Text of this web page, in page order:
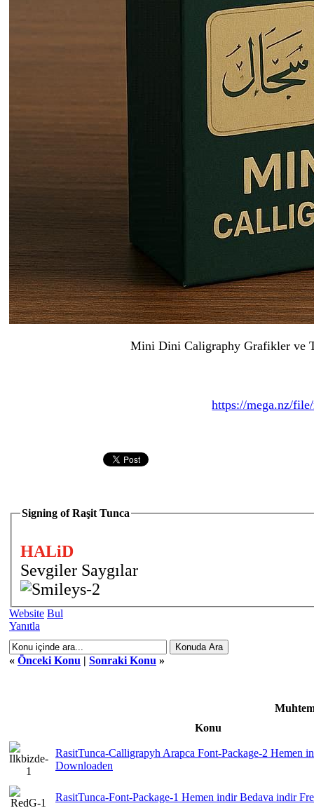
Mini Dini Caligraphy Grafikler ve
https://mega.nz/
Signing of Raşit Tunca
HALiD
Sevgiler Saygılar
Website Bul
Yanıtla
« Önceki Konu | Sonraki Konu »
Konu
RasitTunca-Calligrapyh Arapca Font-Package-2 Hemen
Downloaden
RasitTunca-Font-Package-1 Hemen indir Bedava indir